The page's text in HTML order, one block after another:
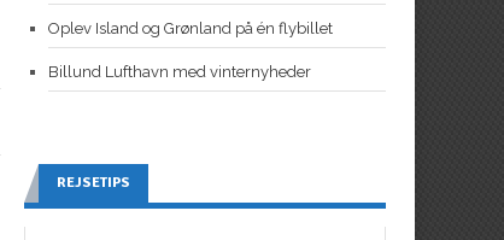
Oplev Island og Grønland på én flybillet
Billund Lufthavn med vinternyheder
REJSETIPS